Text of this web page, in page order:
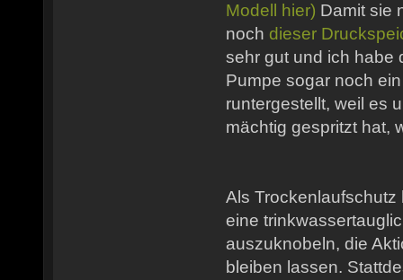
Modell hier) Damit sie
noch dieser
sehr gut und ich habe
Pumpe sogar noch
runtergestellt, weil es
mächtig gespritzt hat,
Als
eine
auszuknobeln, die
bleiben lassen.